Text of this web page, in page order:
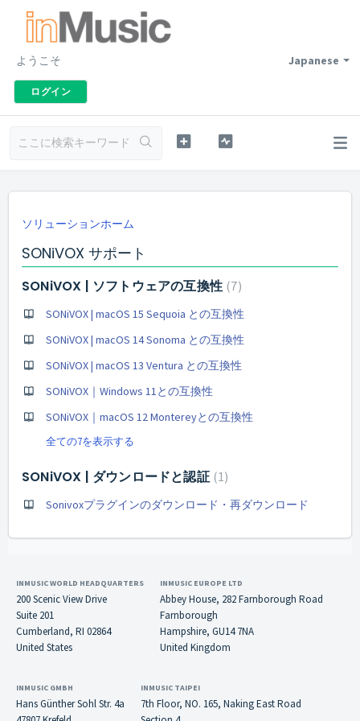
Japanese
ようこそ
ログイン
ソリューションホーム
SONiVOX サポート
SONiVOX | ソフトウェアの互換性 7
SONiVOX | macOS 15 Sequoia との互換性
SONiVOX | macOS 14 Sonoma との互換性
SONiVOX | macOS 13 Ventura との互換性
SONiVOX｜Windows 11との互換性
SONiVOX｜macOS 12 Montereyとの互換性
全ての7を表示する
SONiVOX | ダウンロードと認証 1
Sonivoxプラグインのダウンロード・再ダウンロード
INMUSIC WORLD HEADQUARTERS
200 Scenic View Drive
Suite 201
Cumberland, RI 02864
United States
INMUSIC EUROPE LTD
Abbey House, 282 Farnborough Road
Farnborough
Hampshire, GU14 7NA
United Kingdom
INMUSIC GMBH
Hans Günther Sohl Str. 4a
INMUSIC TAIPEI
7th Floor, NO. 165, Naking East Road